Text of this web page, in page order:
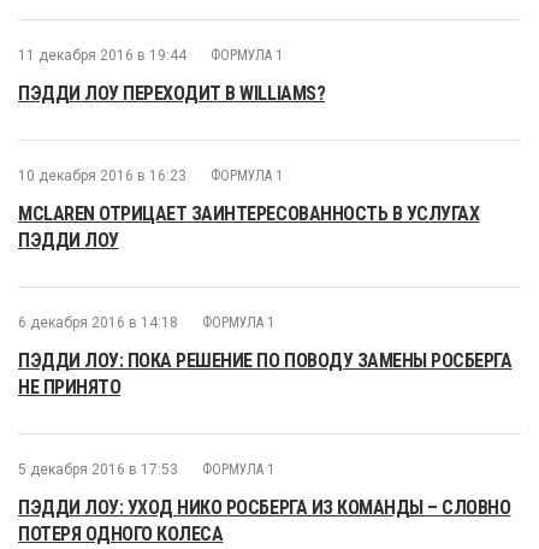
11 декабря 2016 в 19:44 ФОРМУЛА 1
ПЭДДИ ЛОУ ПЕРЕХОДИТ В WILLIAMS?
10 декабря 2016 в 16:23 ФОРМУЛА 1
MCLAREN ОТРИЦАЕТ ЗАИНТЕРЕСОВАННОСТЬ В УСЛУГАХ
ПЭДДИ ЛОУ
6 декабря 2016 в 14:18 ФОРМУЛА 1
ПЭДДИ ЛОУ: ПОКА РЕШЕНИЕ ПО ПОВОДУ ЗАМЕНЫ РОСБЕРГА
НЕ ПРИНЯТО
5 декабря 2016 в 17:53 ФОРМУЛА 1
ПЭДДИ ЛОУ: УХОД НИКО РОСБЕРГА ИЗ КОМАНДЫ – СЛОВНО
ПОТЕРЯ ОДНОГО КОЛЕСА